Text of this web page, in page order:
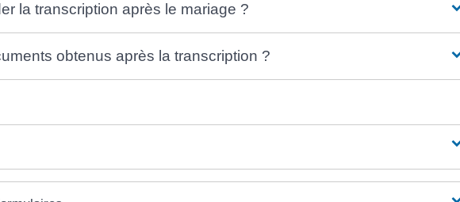
la transcription après le mariage ?
obtenus après la transcription ?